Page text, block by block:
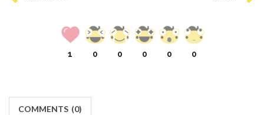
1 0 0 0 0 0
COMMENTS (0)